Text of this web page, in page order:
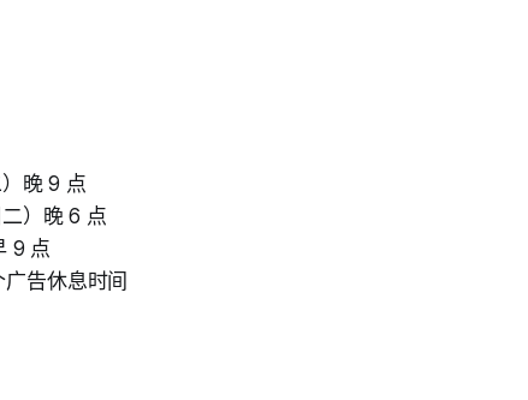
晚 9 点
）晚 6 点
9 点
告休息时间